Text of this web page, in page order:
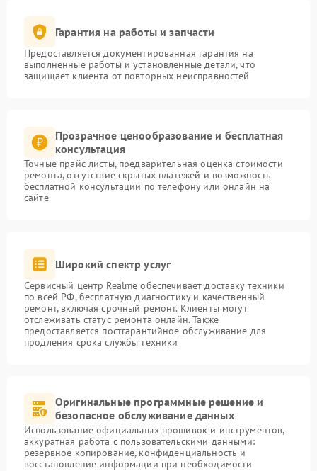
Гарантия на работы и запчасти
Предоставляется документированная гарантия на
выполненные работы и установленные детали, что
защищает клиента от повторных неисправностей
Прозрачное ценообразование и бесплатная
консультация
Точные прайс-листы, предварительная оценка стоимости
ремонта, отсутствие скрытых платежей и возможность
бесплатной консультации по телефону или онлайн на
сайте
Широкий спектр услуг
Сервисный центр Realme обеспечивает доставку техники
по всей РФ, бесплатную диагностику и качественный
ремонт, включая срочный ремонт. Клиенты могут
отслеживать статус ремонта онлайн. Также
предоставляется постгарантийное обслуживание для
продления срока службы техники
Оригинальные программные решение и
безопасное обслуживание данных
Использование официальных прошивок и инструментов,
аккуратная работа с пользовательскими данными:
резервное копирование, конфиденциальность и
восстановление информации при необходимости